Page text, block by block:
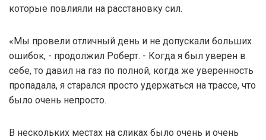
которые повлияли на расстановку сил.
«Мы провели отличный день и не допускали больших
ошибок, - продолжил Роберт. - Когда я был уверен в
себе, то давил на газ по полной, когда же уверенность
пропадала, я старался просто удержаться на трассе, что
было очень непросто.
В нескольких местах на сликах было очень и очень